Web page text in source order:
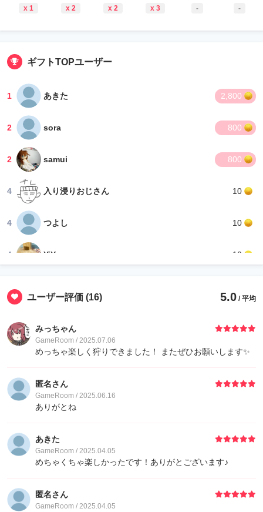
x 1 x 2 x 2 x 3 - -
ギフトTOPユーザー
1 あきた 2,800
2 sora 800
2 samui 800
4 入り浸りおじさん 10
4 つよし 10
4 YiYao 10
ユーザー評価 (16) 5.0 / 平均
みっちゃん
GameRoom / 2025.07.06
めっちゃ楽しく狩りできました！ またぜひお願いします✨
匿名さん
GameRoom / 2025.06.16
ありがとね
あきた
GameRoom / 2025.04.05
めちゃくちゃ楽しかったです！ありがとございます♪
匿名さん
GameRoom / 2025.04.05